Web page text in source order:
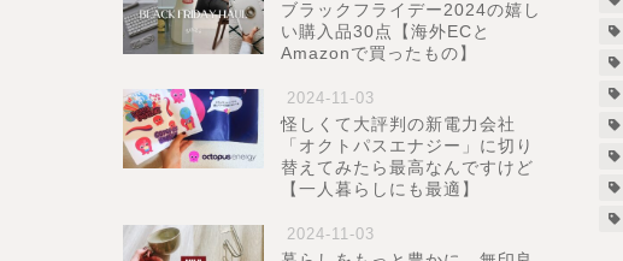
ブラックフライデー2024の嬉し
い購入品30点【海外ECと
Amazonで買ったもの】
2024-11-03
怪しくて大評判の新電力会社
「オクトパスエナジー」に切り
替えてみたら最高なんですけど
【一人暮らしにも最適】
2024-11-03